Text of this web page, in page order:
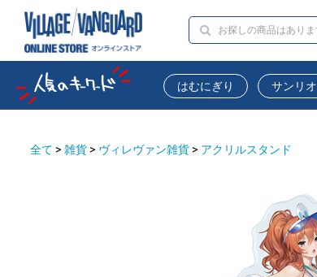
はむにぎり サンリオ
全て > 雑貨 > ヴィレヴァン雑貨 > アクリルスタンド